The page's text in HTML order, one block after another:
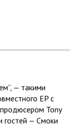
— такими
EP с
продюсером Tony
гостей — Смоки